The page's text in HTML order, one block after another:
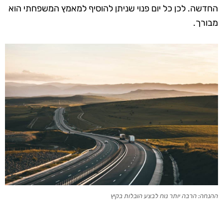
החדשה. לכן כל יום פנוי שניתן להוסיף למאמץ המשפחתי הוא
מבורך.
ההנחה: הרבה יותר נוח לבצע הובלות בקיץ